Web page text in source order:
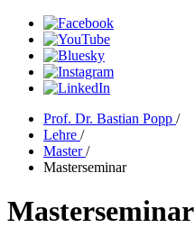
Prof. Dr. Bastian Popp /
Lehre /
Master/
Masterseminar
Masterseminar